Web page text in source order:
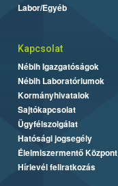
Labor/Egyéb
Kapcsolat
Nébih Igazgatóságok
Nébih Laboratóriumok
Kormányhivatalok
Sajtókapcsolat
Ügyfélszolgálat
Hatósági jogsegély
Élelmiszermentő Központ
Hírlevél feliratkozás